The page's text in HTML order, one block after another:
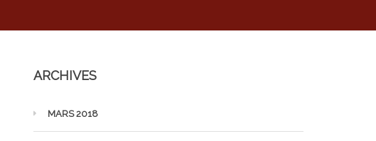
ARCHIVES
MARS 2018